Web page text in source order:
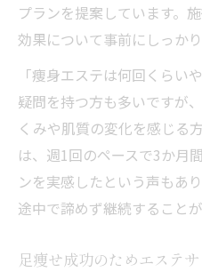
プランを提案しています。
効果について事前にしっか
「痩身エステは何回くらい
疑問を持つ方も多いですが
くみや肌質の変化を感じる
は、週1回のペースで3か月
ンを実感したという声もあ
途中で諦めず継続することが
足痩せ成功のためエステ